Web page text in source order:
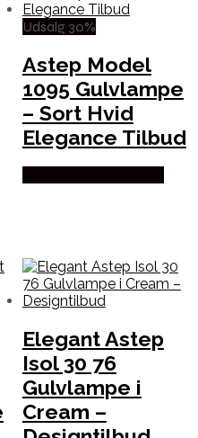
Udsalg 30%
Astep Model
1095 Gulvlampe
– Sort Hvid
Elegance Tilbud
Elegant Astep
Isol 30 76
Gulvlampe i
Cream –